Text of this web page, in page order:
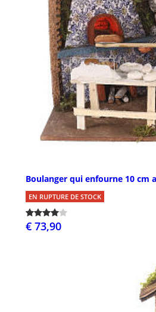
Boulanger qui enfourne 10 cm
EN RUPTURE DE STOCK
€ 73,90